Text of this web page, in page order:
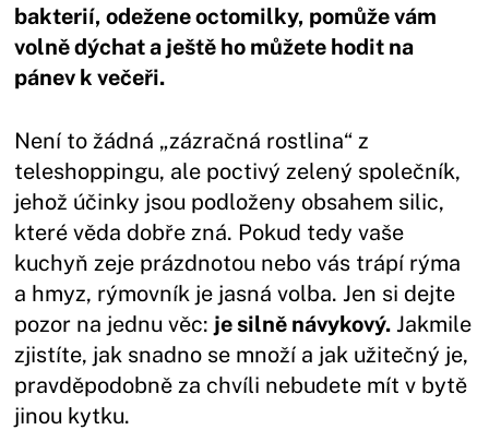
bakterií, odežene octomilky, pomůže vám
volně dýchat a ještě ho můžete hodit na
pánev k večeři.
Není to žádná „zázračná rostlina“ z
teleshoppingu, ale poctivý zelený společník,
jehož účinky jsou podloženy obsahem silic,
které věda dobře zná. Pokud tedy vaše
kuchyň zeje prázdnotou nebo vás trápí rýma
a hmyz, rýmovník je jasná volba. Jen si dejte
pozor na jednu věc: je silně návykový. Jakmile
zjistíte, jak snadno se množí a jak užitečný je,
pravděpodobně za chvíli nebudete mít v bytě
jinou kytku.